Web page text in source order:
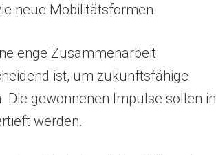
neue Mobilitätsformen.
enge Zusammenarbeit
ist, um zukunftsfähige
gewonnenen Impulse sollen in
werden.